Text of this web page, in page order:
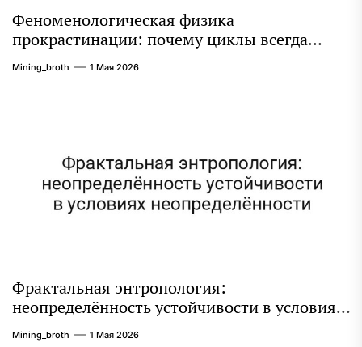
Феноменологическая физика
прокрастинации: почему циклы всегда
аттрактирует в 10-мерном пространстве
Mining_broth 1 Мая 2026
Фрактальная энтропология:
неопределённость устойчивости в условиях
неопределённости
Mining_broth 1 Мая 2026